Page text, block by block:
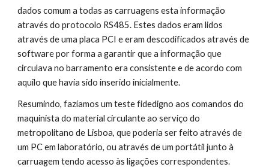
dados comum a todas as carruagens esta informação
através do protocolo RS485. Estes dados eram lidos
através de uma placa PCI e eram descodificados através de
software por forma a garantir que a informação que
circulava no barramento era consistente e de acordo com
aquilo que havia sido inserido inicialmente.
Resumindo, fazíamos um teste fidedigno aos comandos do
maquinista do material circulante ao serviço do
metropolitano de Lisboa, que poderia ser feito através de
um PC em laboratório, ou através de um portátil junto à
carruagem tendo acesso às ligações correspondentes.